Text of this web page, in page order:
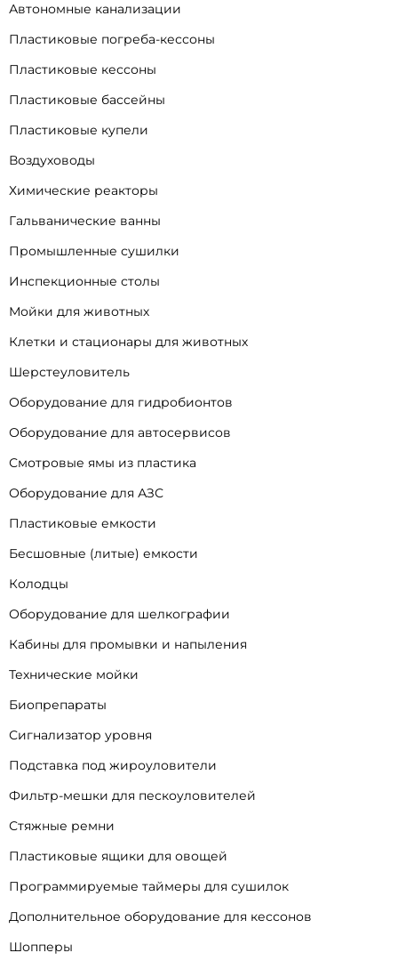
Автономные канализации
Пластиковые погреба-кессоны
Пластиковые кессоны
Пластиковые бассейны
Пластиковые купели
Воздуховоды
Химические реакторы
Гальванические ванны
Промышленные сушилки
Инспекционные столы
Мойки для животных
Клетки и стационары для животных
Шерстеуловитель
Оборудование для гидробионтов
Оборудование для автосервисов
Смотровые ямы из пластика
Оборудование для АЗС
Пластиковые емкости
Бесшовные (литые) емкости
Колодцы
Оборудование для шелкографии
Кабины для промывки и напыления
Технические мойки
Биопрепараты
Сигнализатор уровня
Подставка под жироуловители
Фильтр-мешки для пескоуловителей
Стяжные ремни
Пластиковые ящики для овощей
Программируемые таймеры для сушилок
Дополнительное оборудование для кессонов
Шопперы